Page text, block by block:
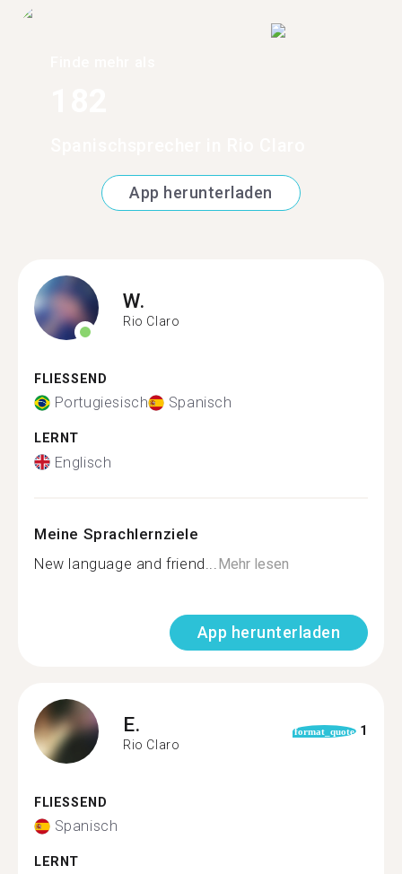
App herunterladen
W.
Rio Claro
FLIESSEND
Portugiesisch Spanisch
LERNT
Englisch
Meine Sprachlernziele
New language and friend... Mehr lesen
App herunterladen
E.
Rio Claro
format_quote 1
FLIESSEND
Spanisch
LERNT